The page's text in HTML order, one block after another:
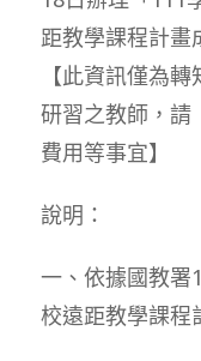
距教學課程計畫
【此資訊僅為
研習之教師，請
費用等事宜】
說明：
一、依據國教署
校遠距教學課程